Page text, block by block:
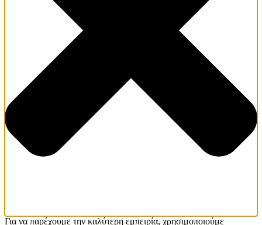
Για να παρέχουμε την καλύτερη εμπειρία, χρησιμοποιούμε